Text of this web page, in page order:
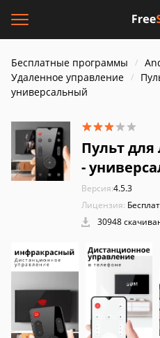
Бесплатные программы
Удаленное управление
универсальный
Пульт для
-
Версия:4.5.3
Лицензия:
30948